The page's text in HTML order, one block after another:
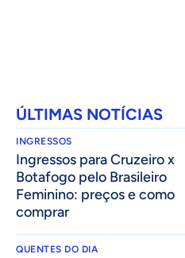
ÚLTIMAS NOTÍCIAS
INGRESSOS
Ingressos para Cruzeiro x
Botafogo pelo Brasileiro
Feminino: preços e como
comprar
QUENTES DO DIA